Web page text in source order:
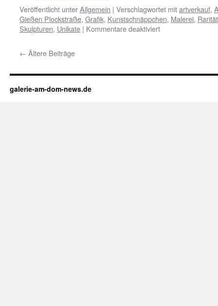
Veröffentlicht unterAllgemein | Verschlagwortet mitartverkauf,
Gießen Plockstraße, Grafik, Kunstschnäppchen, Malerei,
Skulpturen, Unikate | Kommentare deaktiviertfür
am
← Ältere Beiträge
galerie-am-dom-news.de